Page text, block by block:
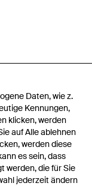
Daten, wie z.
Kennungen,
klicken, werden
auf Alle ablehnen
werden diese
es sein, dass
werden, die für Sie
jederzeit ändern
Daten, wie z.
Kennungen,
klicken, werden
auf Alle ablehnen
werden diese
es sein, dass
werden, die für Sie
jederzeit ändern